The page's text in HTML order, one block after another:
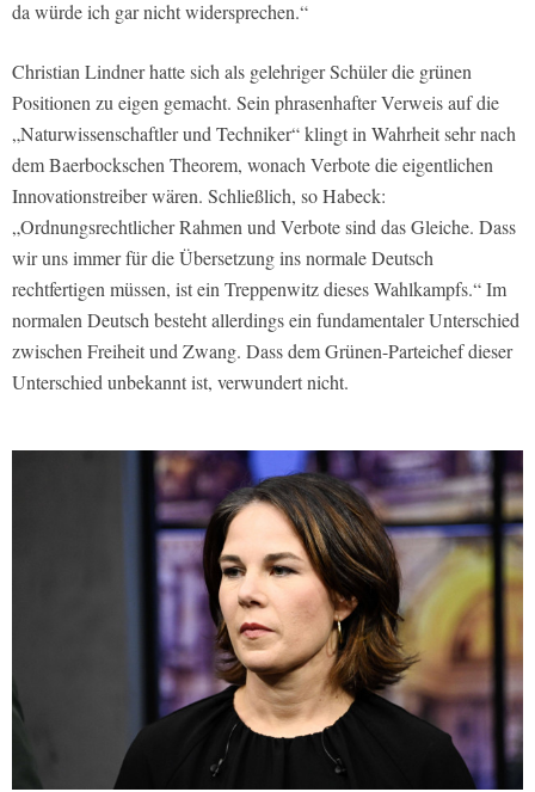
da würde ich gar nicht widersprechen.“
Christian Lindner hatte sich als gelehriger Schüler die grünen
Positionen zu eigen gemacht. Sein phrasenhafter Verweis auf die
„Naturwissenschaftler und Techniker“ klingt in Wahrheit sehr nach
dem Baerbockschen Theorem, wonach Verbote die eigentlichen
Innovationstreiber wären. Schließlich, so Habeck:
„Ordnungsrechtlicher Rahmen und Verbote sind das Gleiche. Dass
wir uns immer für die Übersetzung ins normale Deutsch
rechtfertigen müssen, ist ein Treppenwitz dieses Wahlkampfs.“ Im
normalen Deutsch besteht allerdings ein fundamentaler Unterschied
zwischen Freiheit und Zwang. Dass dem Grünen-Parteichef dieser
Unterschied unbekannt ist, verwundert nicht.